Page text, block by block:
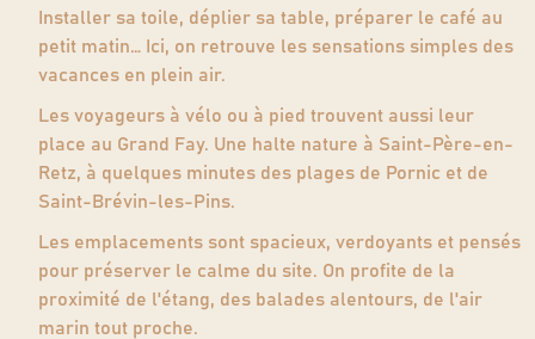
Installer sa toile, déplier sa table, préparer le café au
petit matin… Ici, on retrouve les sensations simples des
vacances en plein air.
Les voyageurs à vélo ou à pied trouvent aussi leur
place au Grand Fay. Une halte nature à Saint-Père-en-
Retz, à quelques minutes des plages de Pornic et de
Saint-Brévin-les-Pins.
Les emplacements sont spacieux, verdoyants et pensés
pour préserver le calme du site. On profite de la
proximité de l'étang, des balades alentours, de l'air
marin tout proche.